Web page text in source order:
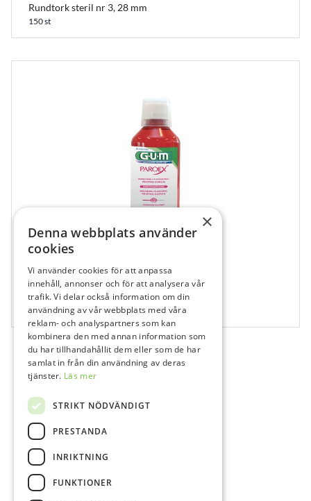
Rundtork steril nr 3, 28 mm
150 st
731118
Gum Paroex Munskölj Paroex 0,12%
1x300 ml
×
Denna webbplats använder
cookies
Vi använder cookies för att anpassa
innehåll, annonser och för att analysera vår
trafik. Vi delar också information om din
användning av vår webbplats med våra
reklam- och analyspartners som kan
kombinera den med annan information som
du har tillhandahållit dem eller som de har
samlat in från din användning av deras
tjänster. Läs mer
STRIKT NÖDVÄNDIGT
PRESTANDA
INRIKTNING
FUNKTIONER